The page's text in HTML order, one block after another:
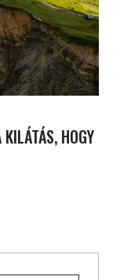
KILÁTÁS, HOGY